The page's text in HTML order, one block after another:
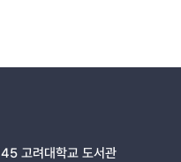
고려대학교 도서관